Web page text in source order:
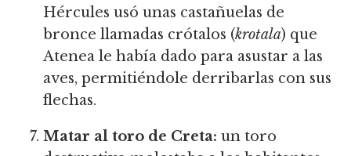
Hércules usó unas castañuelas de
bronce llamadas crótalos (krotala) que
Atenea le había dado para asustar a las
aves, permitiéndole derribarlas con sus
flechas.
Matar al toro de Creta: un toro